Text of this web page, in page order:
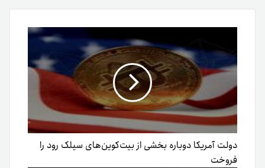
ایمیل
دولت آمریکا دوباره بخشی از بیت‌کوین‌های سیلک رود را
فروخت